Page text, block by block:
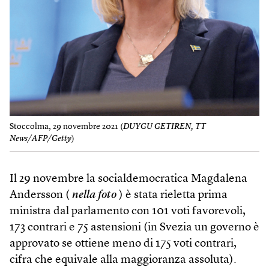
Stoccolma, 29 novembre 2021 (DUYGU GETIREN, TT
News/AFP/Getty)
Il 29 novembre la socialdemocratica Magdalena
Andersson ( nella foto ) è stata rieletta prima
ministra dal parlamento con 101 voti favorevoli,
173 contrari e 75 astensioni (in Svezia un governo è
approvato se ottiene meno di 175 voti contrari,
cifra che equivale alla maggioranza assoluta).